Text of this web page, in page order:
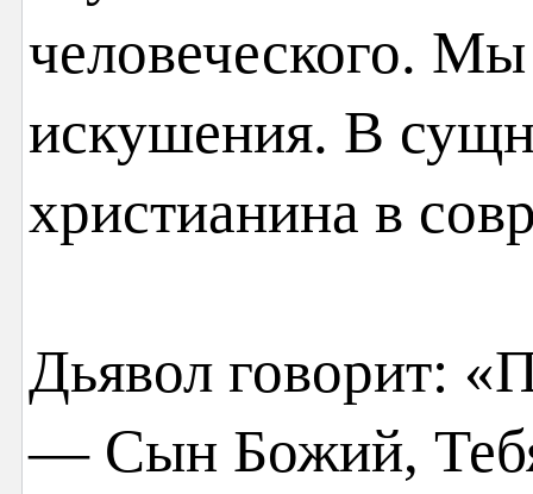
человеческого.
искушения. В
христианина в
Дьявол говорит:
— Сын Божий,